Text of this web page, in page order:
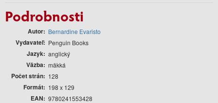
Podrobnosti
Autor Bernardine Evaristo
Vydavateľ Penguin Books
Jazyk anglický
Väzba mäkká
Počet strán 128
Formát 198 x 129
EAN 9780241553428